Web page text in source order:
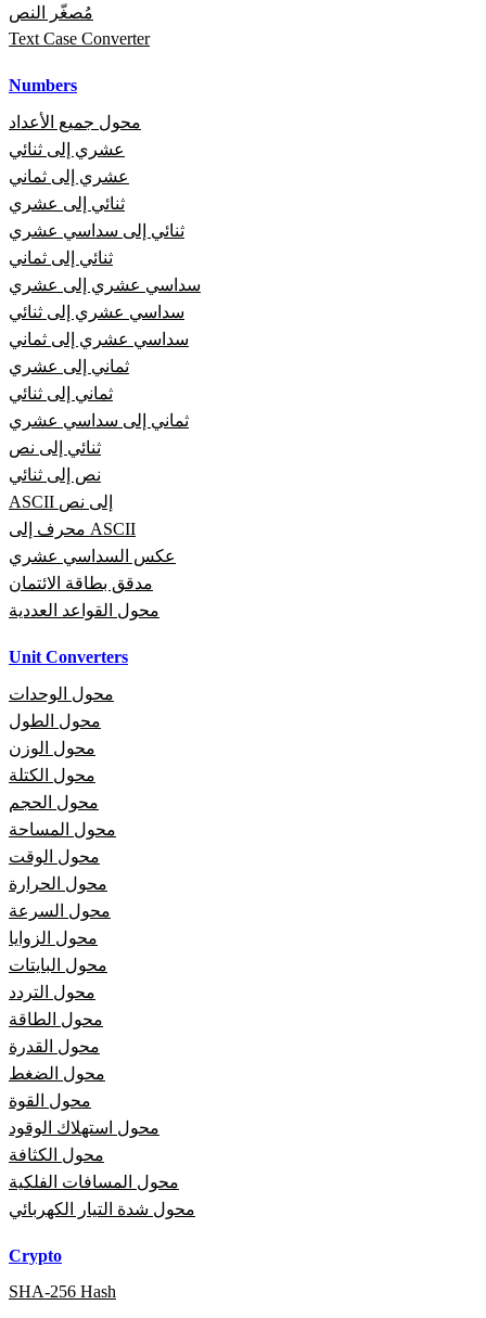
مُصغّر النص
Text Case Converter
Numbers
محول جميع الأعداد
عشري إلى ثنائي
عشري إلى ثماني
ثنائي إلى عشري
ثنائي إلى سداسي عشري
ثنائي إلى ثماني
سداسي عشري إلى عشري
سداسي عشري إلى ثنائي
سداسي عشري إلى ثماني
ثماني إلى عشري
ثماني إلى ثنائي
ثماني إلى سداسي عشري
ثنائي إلى نص
نص إلى ثنائي
ASCII إلى نص
محرف إلى ASCII
عكس السداسي عشري
مدقق بطاقة الائتمان
محول القواعد العددية
Unit Converters
محول الوحدات
محول الطول
محول الوزن
محول الكتلة
محول الحجم
محول المساحة
محول الوقت
محول الحرارة
محول السرعة
محول الزوايا
محول البايتات
محول التردد
محول الطاقة
محول القدرة
محول الضغط
محول القوة
محول استهلاك الوقود
محول الكثافة
محول المسافات الفلكية
محول شدة التيار الكهربائي
Crypto
SHA-256 Hash